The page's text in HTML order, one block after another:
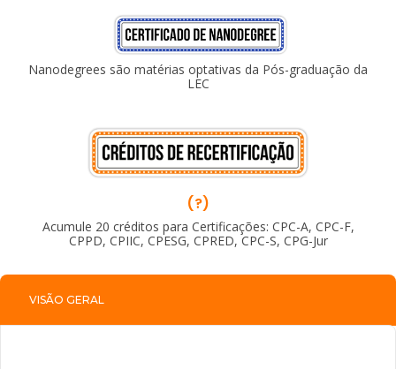
Nanodegrees são matérias optativas da Pós-graduação da
LEC
(?)
Acumule 20 créditos para Certificações: CPC-A, CPC-F,
CPPD, CPIIC, CPESG, CPRED, CPC-S, CPG-Jur
VISÃO GERAL